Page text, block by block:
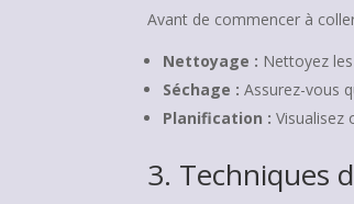
Avant de commencer à
Nettoyage : Nettoyez
Séchage : Assurez-vous
Planification : Visualisez
3. Techniques